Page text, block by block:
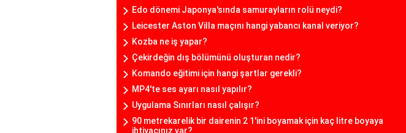
Edo dönemi Japonya'sında samurayların rolü neydi?
Leicester Aston Villa maçını hangi yabancı kanal veriyor?
Kozba ne iş yapar?
Çekirdeğin dış bölümünü oluşturan nedir?
Komando eğitimi için hangi şartlar gerekli?
MP4'te ses ayarı nasıl yapılır?
Uygulama Sınırları nasıl çalışır?
90 metrekarelik bir dairenin 2 1'ini boyamak için kaç litre boyaya
ihtiyacınız var?